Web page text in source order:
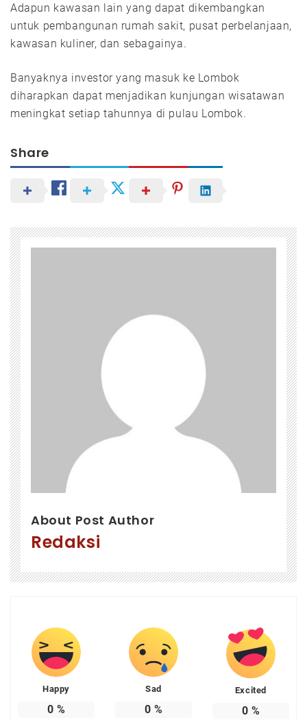
Adapun kawasan lain yang dapat dikembangkan
untuk pembangunan rumah sakit, pusat perbelanjaan,
kawasan kuliner, dan sebagainya.
Banyaknya investor yang masuk ke Lombok
diharapkan dapat menjadikan kunjungan wisatawan
meningkat setiap tahunnya di pulau Lombok.
Share
About Post Author
Redaksi
Happy
0 %
Sad
0 %
Excited
0 %